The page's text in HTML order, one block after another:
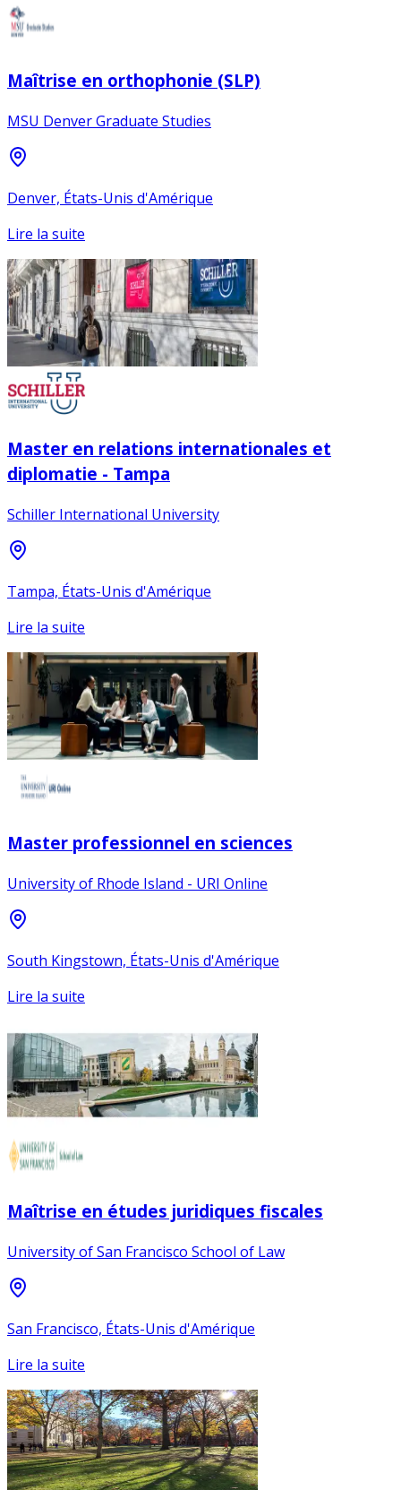
Maîtrise en orthophonie (SLP)
MSU Denver Graduate Studies
Denver, États-Unis d'Amérique
Lire la suite
Master en relations internationales et
diplomatie - Tampa
Schiller International University
Tampa, États-Unis d'Amérique
Lire la suite
Master professionnel en sciences
University of Rhode Island - URI Online
South Kingstown, États-Unis d'Amérique
Lire la suite
Maîtrise en études juridiques fiscales
University of San Francisco School of Law
San Francisco, États-Unis d'Amérique
Lire la suite